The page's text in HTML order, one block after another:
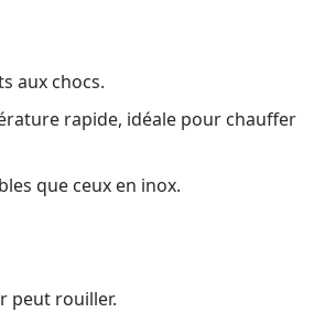
aux chocs.
rapide, idéale pour chauffer
que ceux en inox.
peut rouiller.